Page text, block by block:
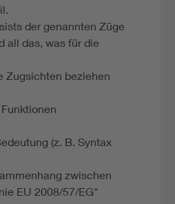
der genannten Züge
all das, was für die
Zugsichten beziehen
(z. B. Syntax
zwischen
EU 2008/57/EG"